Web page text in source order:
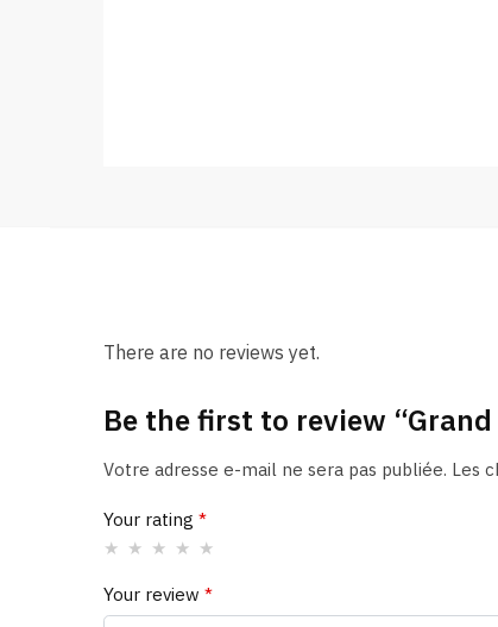
There are no reviews yet.
Be the first to review
Votre adresse e-mail ne sera pas publiée. Les
Your rating*
Your review*